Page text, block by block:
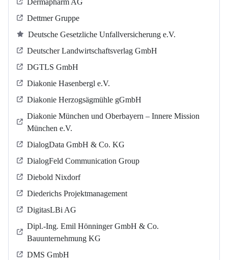
Dermapharm AG
Dettmer Gruppe
Deutsche Gesetzliche Unfallversicherung e.V.
Deutscher Landwirtschaftsverlag GmbH
DGTLS GmbH
Diakonie Hasenbergl e.V.
Diakonie Herzogsägmühle gGmbH
Diakonie München und Oberbayern – Innere Mission
München e.V.
DialogData GmbH & Co. KG
DialogFeld Communication Group
Diebold Nixdorf
Diederichs Projektmanagement
DigitasLBi AG
Dipl.-Ing. Emil Hönninger GmbH & Co.
Bauunternehmung KG
DMS GmbH